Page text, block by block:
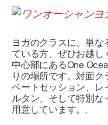
ヨガのクラスに、単
ている方、ぜひお越し
中心部にあるOne
りの場所です。対面ク
ベートセッション、レ
ルタン、そして特別な
用意しています。.